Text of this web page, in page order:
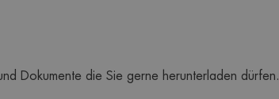
Dokumente die Sie gerne herunterladen dürfen.